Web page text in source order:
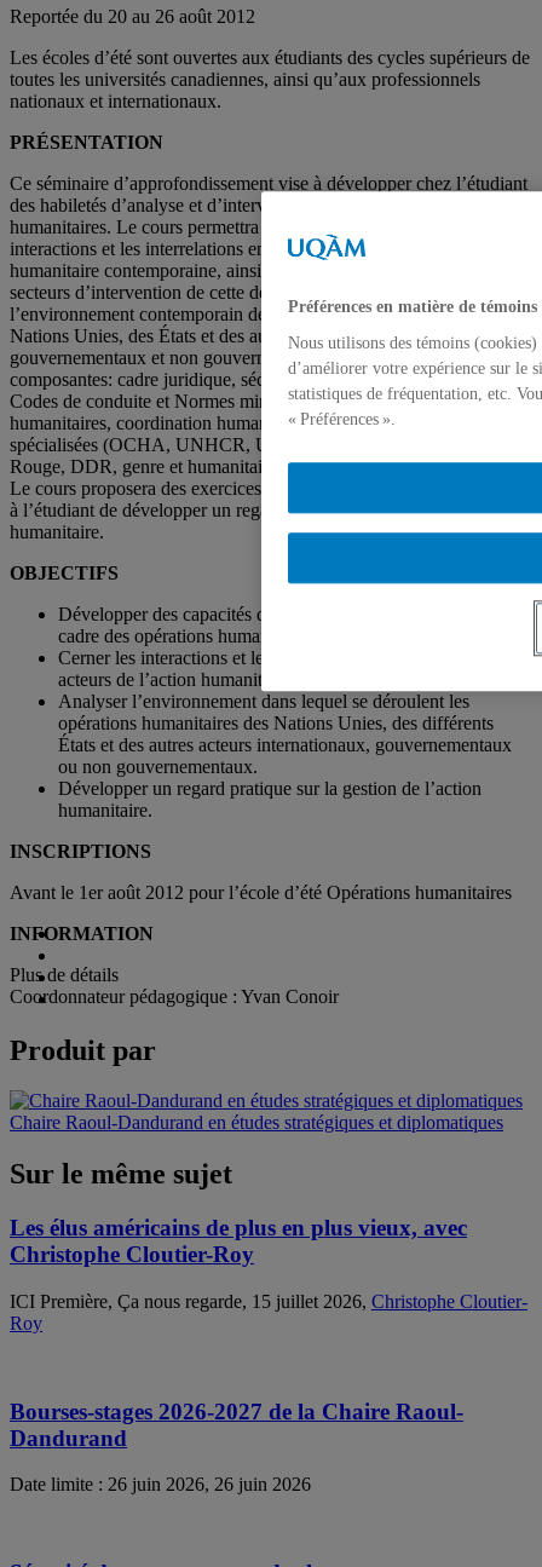
Reportée du 20 au 26 août 2012
Les écoles d’été sont ouvertes aux étudiants des cycles supérieurs de
toutes les universités canadiennes, ainsi qu’aux professionnels
nationaux et internationaux.
PRÉSENTATION
Ce séminaire d’approfondissement vise à développer chez l’étudiant
des habiletés d’analyse et d’intervention dans le cadre des opérations
humanitaires. Le cours permettra à l’étudiant de mieux cerner les
interactions et les interrelations entre les différents acteurs de l’action
humanitaire contemporaine, ainsi que d’analyser les différents
secteurs d’intervention de cette dernière. Appréhender
l’environnement contemporain des opérations humanitaires des
Nations Unies, des États et des autres acteurs internationaux
gouvernementaux et non gouvernementaux ainsi que leurs
composantes: cadre juridique, sécurité alimentaire, VIH/SIDA,
Codes de conduite et Normes minimales (Sphère), militaires et
humanitaires, coordination humanitaire et rôle des agences
spécialisées (OCHA, UNHCR, UNICEF), Mouvement des Croix-
Rouge, DDR, genre et humanitaire, cycles de projets humanitaires.
Le cours proposera des exercices et des simulations qui permettront
à l’étudiant de développer un regard pratique sur l’action
humanitaire.
OBJECTIFS
Développer des capacités d’analyse et d’intervention dans le
cadre des opérations humanitaires contemporaines.
Cerner les interactions et les interrelations entre les différents
acteurs de l’action humanitaire.
Analyser l’environnement dans lequel se déroulent les
opérations humanitaires des Nations Unies, des différents
États et des autres acteurs internationaux, gouvernementaux
ou non gouvernementaux.
Développer un regard pratique sur la gestion de l’action
humanitaire.
INSCRIPTIONS
Avant le 1er août 2012 pour l’école d’été Opérations humanitaires
INFORMATION
Plus de détails
Coordonnateur pédagogique : Yvan Conoir
Produit par
Chaire Raoul-Dandurand en études stratégiques et diplomatiques
Sur le même sujet
Les élus américains de plus en plus vieux, avec
Christophe Cloutier-Roy
ICI Première, Ça nous regarde, 15 juillet 2026, Christophe Cloutier-
Roy
Bourses-stages 2026-2027 de la Chaire Raoul-
Dandurand
Date limite : 26 juin 2026, 26 juin 2026
Préférences en matière de témoins
Nous utilisons des témoins
d’améliorer votre expérience sur le
statistiques de fréquentation, etc.
« Préférences ».